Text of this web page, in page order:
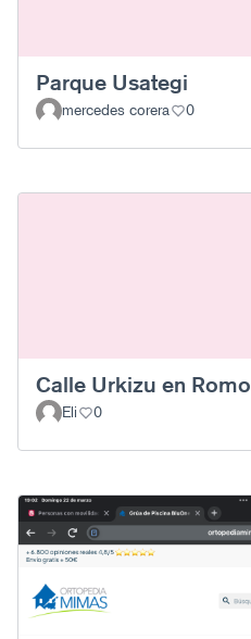
Parque Usategi
mercedes corera
0
Calle Urkizu en Romo
Eli
0